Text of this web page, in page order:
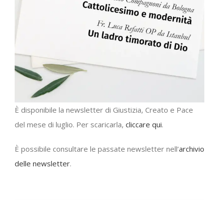
È disponibile la newsletter di Giustizia, Creato e Pace
del mese di luglio. Per scaricarla, cliccare qui.
È possibile consultare le passate newsletter nell’archivio
delle newsletter.